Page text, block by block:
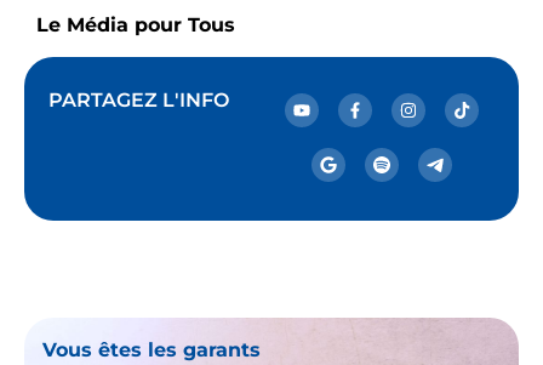
Le Média pour Tous
PARTAGEZ L'INFO
Vous êtes les garants